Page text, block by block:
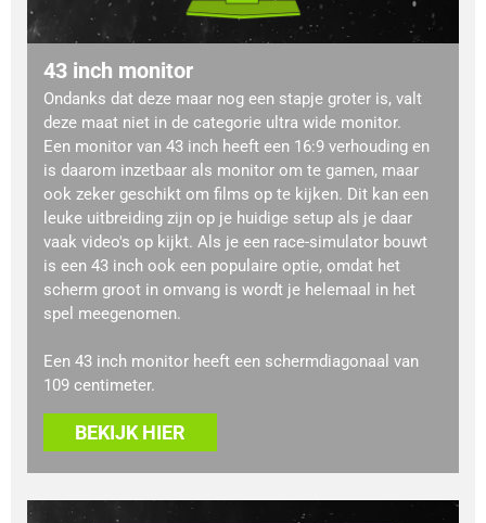
43 inch monitor
Ondanks dat deze maar nog een stapje groter is, valt
deze maat niet in de categorie ultra wide monitor.
Een monitor van 43 inch heeft een 16:9 verhouding en
is daarom inzetbaar als monitor om te gamen, maar
ook zeker geschikt om films op te kijken. Dit kan een
leuke uitbreiding zijn op je huidige setup als je daar
vaak video's op kijkt. Als je een race-simulator bouwt
is een 43 inch ook een populaire optie, omdat het
scherm groot in omvang is wordt je helemaal in het
spel meegenomen.
Een 43 inch monitor heeft een schermdiagonaal van
109 centimeter.
BEKIJK HIER